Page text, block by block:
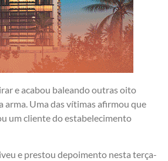
e acabou baleando outras oito
arma. Uma das vítimas afirmou que
um cliente do estabelecimento
e prestou depoimento nesta terça-